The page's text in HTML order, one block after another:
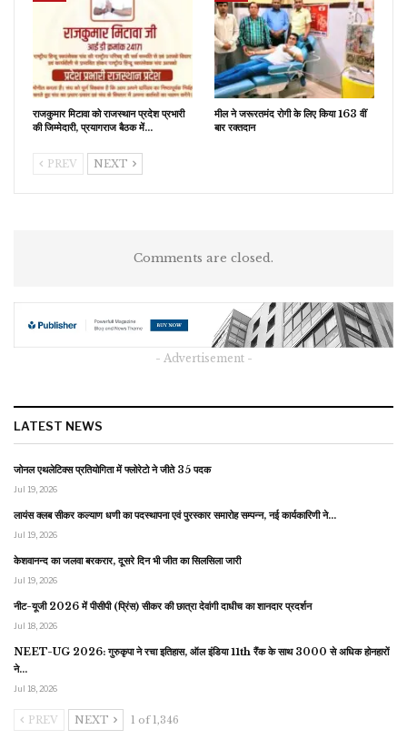
राजकुमार मिटावा को राजस्थान प्रदेश प्रभारी
की जिम्मेदारी, प्रयागराज बैठक में…
मील ने जरूरतमंद रोगी के लिए किया 163 वीं
बार रक्तदान
PREV NEXT
Comments are closed.
- Advertisement -
LATEST NEWS
जोनल एथलेटिक्स प्रतियोगिता में फ्लोरेटो ने जीते 35 पदक
Jul 19, 2026
लायंस क्लब सीकर कल्याण धणी का पदस्थापना एवं पुरस्कार समारोह सम्पन्न, नई कार्यकारिणी ने…
Jul 19, 2026
केशवानन्द का जलवा बरकरार, दूसरे दिन भी जीत का सिलसिला जारी
Jul 19, 2026
नीट-यूजी 2026 में पीसीपी (प्रिंस) सीकर की छात्रा देवांगी दाधीच का शानदार प्रदर्शन
Jul 18, 2026
NEET-UG 2026: गुरुकृपा ने रचा इतिहास, ऑल इंडिया 11th रैंक के साथ 3000 से अधिक होनहारों
ने…
Jul 18, 2026
PREV NEXT 1 of 1,346